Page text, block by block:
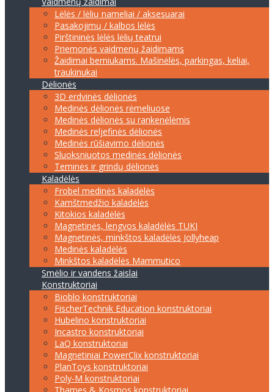
Lėlės / lėlių nameliai / aksesuarai
Pasakojimų / kalbos lėlės
Pirštininės lėlės lėlių teatrui
Priemonės vaidmenų žaidimams
Žaidimai berniukams. Mašinėlės, parkingas, keliai,
traukinukai
Dėlionės
3D erdvinės dėlionės
Medinės dėlionės rėmeliuose
Medinės dėlionės su rankenėlėmis
Medinės reljefinės dėlionės
Medinės rūšiavimo dėlionės
Sluoksniuotos medinės dėlionės
Teminės ir grindų dėlionės
Kaladėlės
Frobel medinės kaladėlės
Kamštmedžio kaladėlės
Kitokios kaladėlės
Magnetinės, lengvos kaladėlės TUKI
Magnetinės, minkštos kaladėlės Jollyheap
Medinės kaladėlės
Minkštos kaladėlės Mammutico
Smėlio ir vandens žaislai
Konstruktoriai
Bioblo konstruktoriai
FischerTechnik Education konstruktoriai
Hubelino konstruktoriai
Incastro konstruktoriai
LaQ konstruktoriai
Magnetiniai PowerClix konstruktoriai
PlanToys konstruktoriai
Poly-M konstruktoriai
Thames & Kosmos konstruktoriai